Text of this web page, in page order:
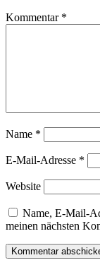
Kommentar *
Name *
E-Mail-Adresse *
Website
Name, E-Mail-
meinen nächsten